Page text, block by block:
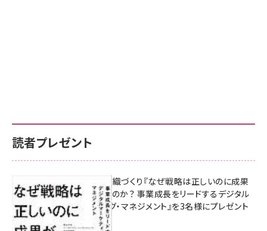
読者プレゼント
成果を生む組織づくり『なぜ戦略は正しいのに成果
があがらないのか？ 事業成長をリードするデジタル
マーケティング・マネジメント』を3名様にプレゼント
8月7日 10:00